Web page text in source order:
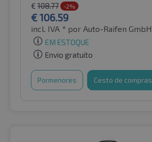
€ 108.77 -2%
€106.59
incl. IVA * por Auto-Raifen GmbH
EM ESTOQUE
Envio gratuito
Pormenores Cesto de compras